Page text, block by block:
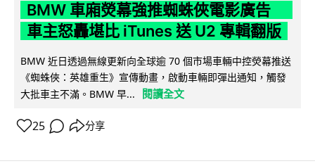
BMW 車廂熒幕強推蜘蛛俠電影廣告
車主怒轟堪比 iTunes 送 U2 專輯翻版
BMW 近日透過無線更新向全球逾 70 個市場車輛中控熒幕推送
《蜘蛛俠：英雄重生》宣傳動畫，啟動車輛即彈出通知，觸發
大批車主不滿。BMW 早...
閱讀全文
25 分享